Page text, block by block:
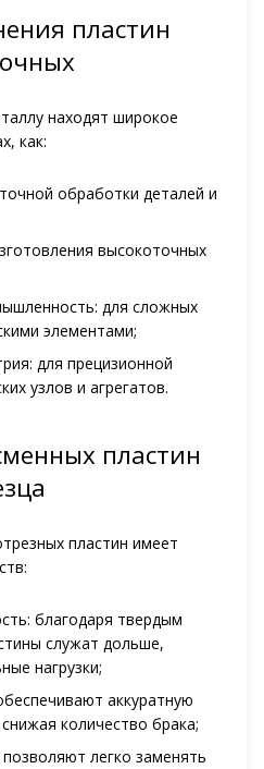
пластин
находят широкое
как:
обработки деталей и
высокоточных
для сложных
элементами;
для прецизионной
узлов и агрегатов.
пластин
пластин имеет
благодаря твердым
служат дольше,
нагрузки;
аккуратную
количество брака;
легко заменять